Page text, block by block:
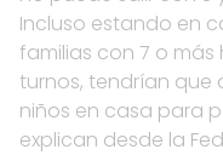
Incluso estando en
familias con 7 o
turnos, tendrían que
niños en casa para
explican desde la